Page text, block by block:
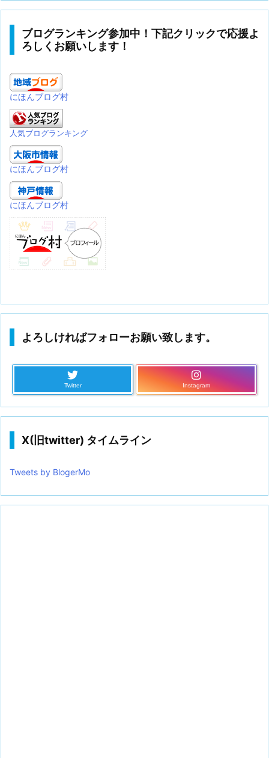
ブログランキング参加中！下記クリックで応援よ
ろしくお願いします！
にほんブログ村
人気ブログランキング
にほんブログ村
にほんブログ村
よろしければフォローお願い致します。
Twitter Instagram
X(旧twitter) タイムライン
Tweets by BlogerMo